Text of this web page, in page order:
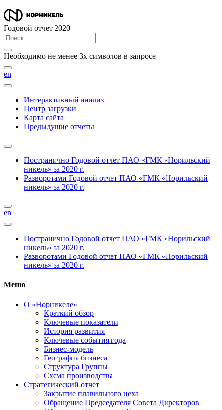
Годовой отчет 2020
Необходимо не менее 3х символов в запросе
en
Интерактивный анализ
Центр загрузки
Карта сайта
Предыдущие отчеты
Постранично Годовой отчет ПАО «ГМК «Норильский
никель» за 2020 г.
Разворотами Годовой отчет ПАО «ГМК «Норильский
никель» за 2020 г.
en
Постранично Годовой отчет ПАО «ГМК «Норильский
никель» за 2020 г.
Разворотами Годовой отчет ПАО «ГМК «Норильский
никель» за 2020 г.
Меню
О «Норникеле»
Краткий обзор
Ключевые показатели
История развития
Ключевые события года
Бизнес-модель
География бизнеса
Структура Группы
Схема производства
Стратегический отчет
Закрытие плавильного цеха
Обращение Председателя Совета Директоров